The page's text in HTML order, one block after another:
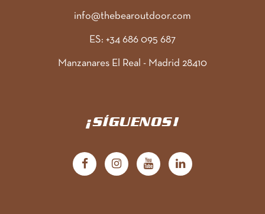
info@thebearoutdoor.com
ES: +34 686 095 687
Manzanares El Real - Madrid 28410
¡SÍGUENOS!